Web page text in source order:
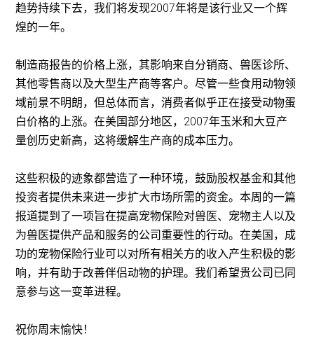
趋势持续下去，我们将发现2007年将是该行业又一个辉
煌的一年。
制造商报告的价格上涨，其影响来自分销商、兽医诊所、
其他零售商以及大型生产商等客户。尽管一些食用动物领
域前景不明朗，但总体而言，消费者似乎正在接受动物蛋
白价格的上涨。在美国部分地区，2007年玉米和大豆产
量创历史新高，这将缓解生产商的成本压力。
这些积极的迹象都营造了一种环境，鼓励股权基金和其他
投资者提供未来进一步扩大市场所需的资金。本周的一篇
报道提到了一项旨在提高宠物保险对兽医、宠物主人以及
为兽医提供产品和服务的公司重要性的行动。在美国，成
功的宠物保险行业可以对所有相关方的收入产生积极的影
响，并有助于改善伴侣动物的护理。我们希望贵公司已同
意参与这一变革进程。
祝你周末愉快！